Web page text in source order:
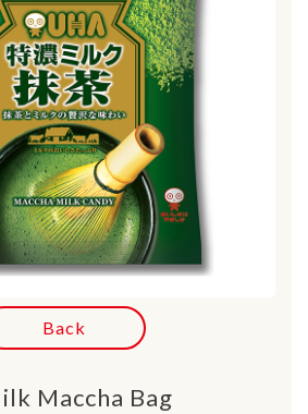
Back
Maccha Bag